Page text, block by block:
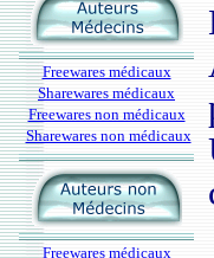
Freewares médicaux
Sharewares médicaux
Freewares non médicaux
Sharewares non médicaux
Freewares médicaux